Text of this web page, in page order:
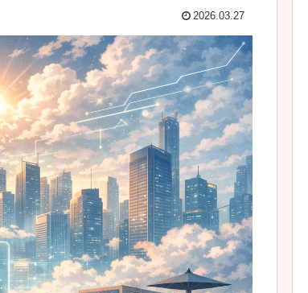
2026.03.27